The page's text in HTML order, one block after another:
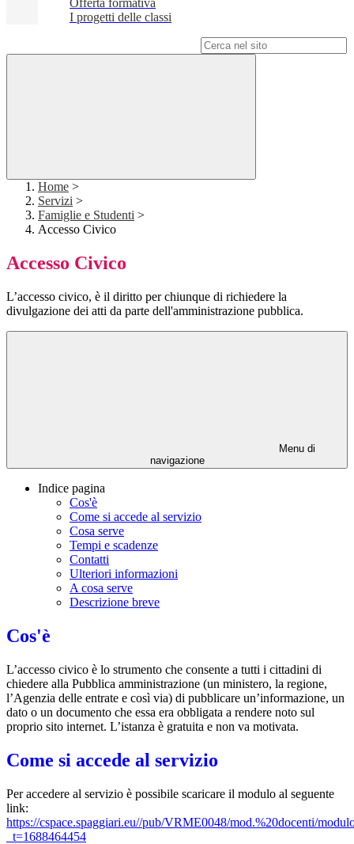
Offerta formativa
I progetti delle classi
Home >
Servizi >
Famiglie e Studenti >
Accesso Civico
Accesso Civico
L’accesso civico, è il diritto per chiunque di richiedere la
divulgazione dei atti da parte dell'amministrazione pubblica.
Menu di
navigazione
Indice pagina
Cos'è
Come si accede al servizio
Cosa serve
Tempi e scadenze
Contatti
Ulteriori informazioni
A cosa serve
Descrizione breve
Cos'è
L’accesso civico è lo strumento che consente a tutti i cittadini di
chiedere alla Pubblica amministrazione (un ministero, la regione,
l’Agenzia delle entrate e così via) di pubblicare un’informazione, un
dato o un documento che essa era obbligata a rendere noto sul
proprio sito internet. L’istanza è gratuita e non va motivata.
Come si accede al servizio
Per accedere al servizio è possibile scaricare il modulo al seguente
link:
https://cspace.spaggiari.eu//pub/VRME0048/mod.%20docenti/
_t=1688464454